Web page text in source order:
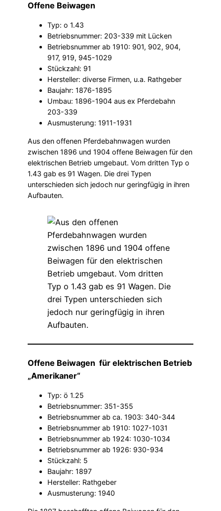
Offene Beiwagen
Typ: o 1.43
Betriebsnummer: 203-339 mit Lücken
Betriebsnummer ab 1910: 901, 902, 904,
917, 919, 945-1029
Stückzahl: 91
Hersteller: diverse Firmen, u.a. Rathgeber
Baujahr: 1876-1895
Umbau: 1896-1904 aus ex Pferdebahn
203-339
Ausmusterung: 1911-1931
Aus den offenen Pferdebahnwagen wurden
zwischen 1896 und 1904 offene Beiwagen für den
elektrischen Betrieb umgebaut. Vom dritten Typ o
1.43 gab es 91 Wagen. Die drei Typen
unterschieden sich jedoch nur geringfügig in ihren
Aufbauten.
Offene Beiwagen für elektrischen Betrieb
„Amerikaner“
Typ: ö 1.25
Betriebsnummer: 351-355
Betriebsnummer ab ca. 1903: 340-344
Betriebsnummer ab 1910: 1027-1031
Betriebsnummer ab 1924: 1030-1034
Betriebsnummer ab 1926: 930-934
Stückzahl: 5
Baujahr: 1897
Hersteller: Rathgeber
Ausmusterung: 1940